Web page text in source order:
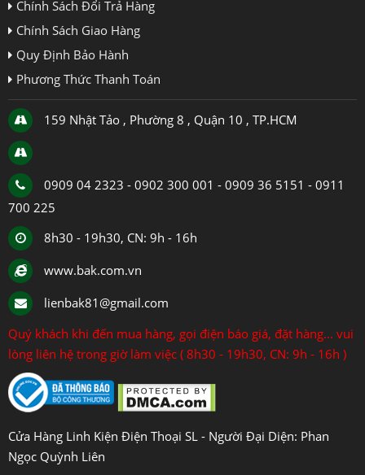
Chính Sách Đổi Trả Hàng
Chính Sách Giao Hàng
Quy Định Bảo Hành
Phương Thức Thanh Toán
159 Nhật Tảo , Phường 8 , Quận 10 , TP.HCM
0909 04 2323 - 0902 300 001 - 0909 36 5151 - 0911
700 225
8h30 - 19h30, CN: 9h - 16h
www.bak.com.vn
lienbak81@gmail.com
Quý khách khi đến mua hàng, gọi điện báo giá, đặt hàng... vui
lòng liên hệ trong giờ làm việc ( 8h30 - 19h30, CN: 9h - 16h )
Cửa Hàng Linh Kiện Điện Thoại SL - Người Đại Diện: Phan
Ngọc Quỳnh Liên